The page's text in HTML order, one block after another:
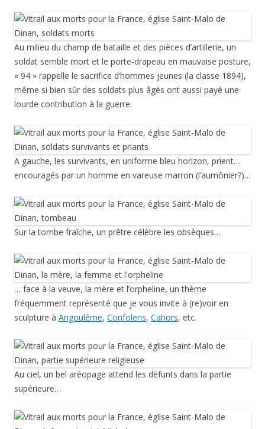
Au milieu du champ de bataille et des pièces d’artillerie, un
soldat semble mort et le porte-drapeau en mauvaise posture,
« 94 » rappelle le sacrifice d’hommes jeunes (la classe 1894),
même si bien sûr des soldats plus âgés ont aussi payé une
lourde contribution à la guerre.
A gauche, les survivants, en uniforme bleu horizon, prient…
encouragés par un homme en vareuse marron (l’aumônier?)…
Sur la tombe fraîche, un prêtre célèbre les obsèques…
… face à la veuve, la mère et l’orpheline, un thème
fréquemment représenté que je vous invite à (re)voir en
sculpture à Angoulême, Confolens, Cahors, etc.
Au ciel, un bel aréopage attend les défunts dans la partie
supérieure…